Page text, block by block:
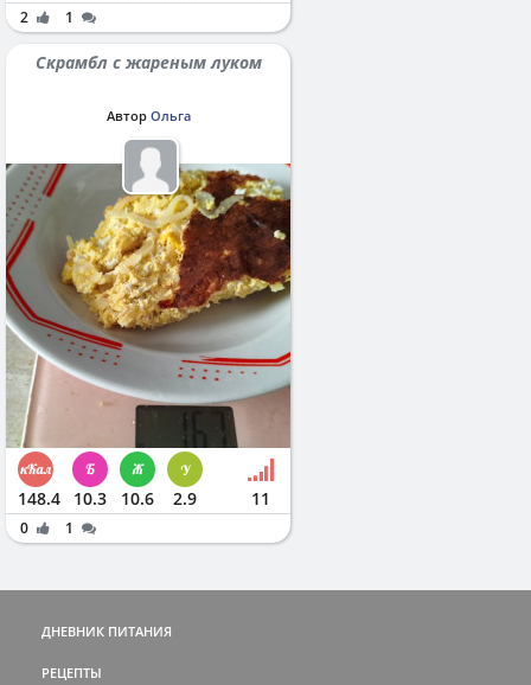
2 1
Скрамбл с жареным луком
Автор Ольга
148.4 10.3 10.6 2.9 11
0 1
ДНЕВНИК ПИТАНИЯ
РЕЦЕПТЫ